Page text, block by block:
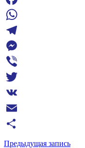
Facebook
WhatsApp
Telegram
Messenger
Viber
Twitter
VK
Email
Отправить
Предыдущая запись